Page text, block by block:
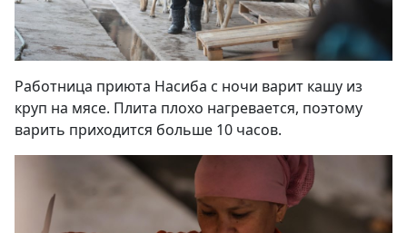
Работница приюта Насиба с ночи варит кашу из
круп на мясе. Плита плохо нагревается, поэтому
варить приходится больше 10 часов.